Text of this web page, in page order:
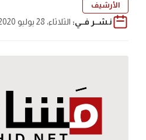
الأرشيف
نـشــر فــي: الثلاثاء، 28 يوليو 2020 | 2:50 م